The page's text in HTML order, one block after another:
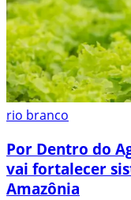
rio branco
Por Dentro do
vai fortalecer
Amazônia